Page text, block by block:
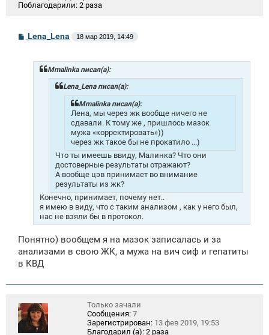
Поблагодарили: 2 раза
С
о
Lena_Lena 18 мар 2019, 14:49
Mmalinka писал(а):
Lena_Lena писал(а):
Mmalinka писал(а):
Лена, мы через жк вообще ничего не
сдавали. К тому же , пришлось мазок
мужа «корректировать»))
через жк такое бы не прокатило ...)
Что ты имеешь ввиду, Малинка? Что они
достоверные результаты отражают?
А вообще цэв принимает во внимание
результаты из жк?
Конечно, принимает, почему нет..
я имею в виду, что с таким анализом , как у него был,
нас не взяли бы в протокол.
Понятно) вообщем я на мазок записалась и за
анализами в свою ЖК, а мужа на вич сиф и гепатиты
в КВД
Только зачали
Сообщения: 7
Зарегистрирован: 13 фев 2019, 19:53
Благодарил (а): 2 раза